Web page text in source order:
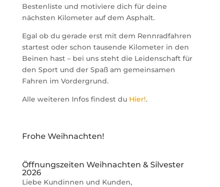
Bestenliste und motiviere dich für deine
nächsten Kilometer auf dem Asphalt.
Egal ob du gerade erst mit dem Rennradfahren
startest oder schon tausende Kilometer in den
Beinen hast – bei uns steht die Leidenschaft für
den Sport und der Spaß am gemeinsamen
Fahren im Vordergrund.
Alle weiteren Infos findest du Hier!.
Frohe Weihnachten!
Öffnungszeiten Weihnachten & Silvester
2026
Liebe Kundinnen und Kunden,